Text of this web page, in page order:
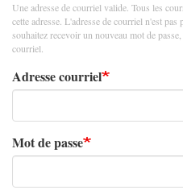
Une adresse de courriel valide. Tous les
cette adresse. L'adresse de courriel n'est
souhaitez recevoir un nouveau mot de
courriel.
Adresse courriel
Mot de passe